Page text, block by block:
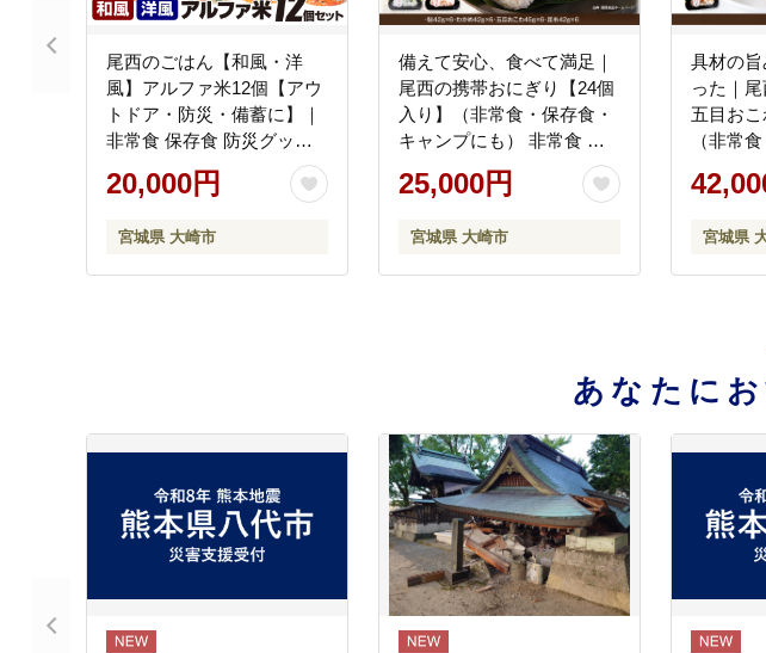
尾西のごはん【和風・洋
風】アルファ米12個【アウ
トドア・防災・備蓄に】｜
非常食 保存食 防災グッズ
防災 防災食 アルファ米 長
期保存 ご飯 尾西食品 キャ
さと納税 非常食 送料無料
｜on001-12s
20,000円
宮城県 大崎市
備えて安心、食べて満足｜
尾西の携帯おにぎり【24個
入り】（非常食・保存食・
キャンプにも） 非常食 保
存食 防災グッズ 防災 アル
ファ米 長期保存 おにぎり
ドア 登山 ふるさと納税 非
常食 送料無料｜ko023-24s
25,000円
宮城県 大崎市
具材の旨
った｜
五目おこ
（非常
ドアに
防災グ
食品 キ
登山 ふ
宮城県
あなたに